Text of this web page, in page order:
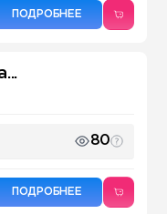
ПОДРОБНЕЕ
80
ПОДРОБНЕЕ